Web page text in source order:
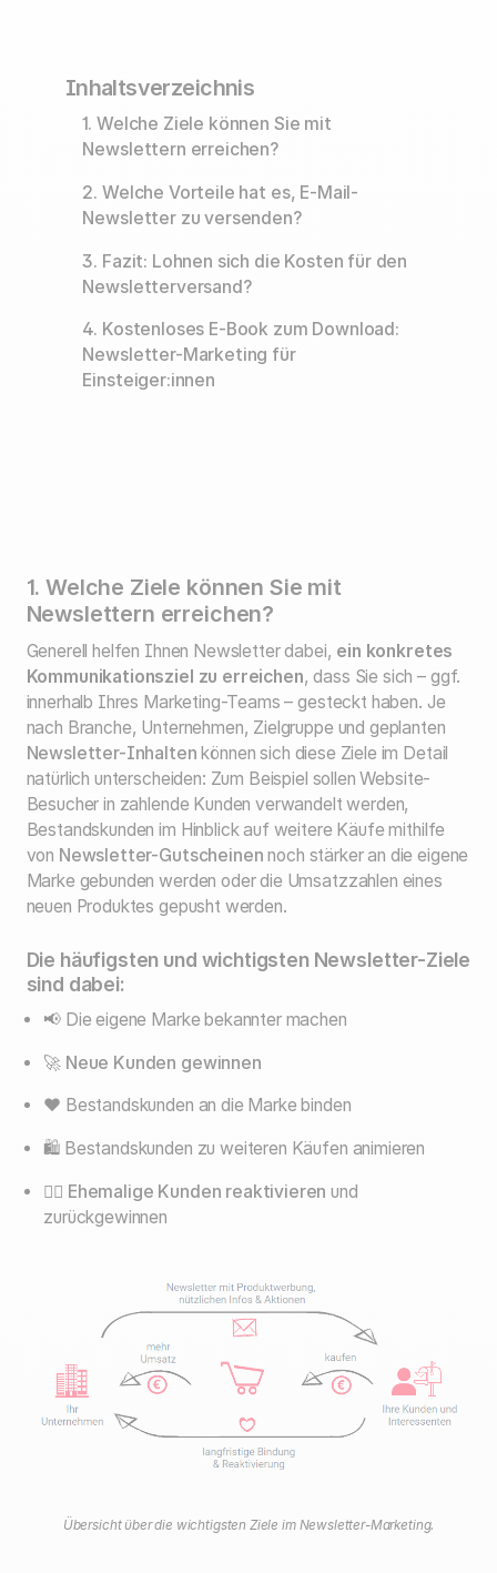
Inhaltsverzeichnis
1. Welche Ziele können Sie mit
Newslettern erreichen?
2. Welche Vorteile hat es, E-Mail-
Newsletter zu versenden?
3. Fazit: Lohnen sich die Kosten für den
Newsletterversand?
4. Kostenloses E-Book zum Download:
Newsletter-Marketing für
Einsteiger:innen
1. Welche Ziele können Sie mit
Newslettern erreichen?
Generell helfen Ihnen Newsletter dabei, ein konkretes
Kommunikationsziel zu erreichen, dass Sie sich – ggf.
innerhalb Ihres Marketing-Teams – gesteckt haben. Je
nach Branche, Unternehmen, Zielgruppe und geplanten
Newsletter-Inhalten können sich diese Ziele im Detail
natürlich unterscheiden: Zum Beispiel sollen Website-
Besucher in zahlende Kunden verwandelt werden,
Bestandskunden im Hinblick auf weitere Käufe mithilfe
von Newsletter-Gutscheinen noch stärker an die eigene
Marke gebunden werden oder die Umsatzzahlen eines
neuen Produktes gepusht werden.
Die häufigsten und wichtigsten Newsletter-Ziele
sind dabei:
📢 Die eigene Marke bekannter machen
🚀 Neue Kunden gewinnen
❤️ Bestandskunden an die Marke binden
🛍️ Bestandskunden zu weiteren Käufen animieren
🙋‍♂️ Ehemalige Kunden reaktivieren und
zurückgewinnen
Übersicht über die wichtigsten Ziele im Newsletter-Marketing.